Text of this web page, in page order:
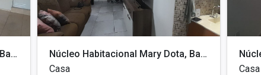
Núcleo Habitacional Mary Dota, Bauru - SP
Núcleo Habitacional Mary Dota, Bauru - SP
Casa
Casa